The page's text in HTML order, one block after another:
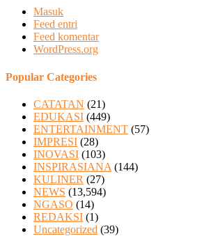
Masuk
Feed entri
Feed komentar
WordPress.org
Popular Categories
CATATAN (21)
EDUKASI (449)
ENTERTAINMENT (57)
IMPRESI (28)
INOVASI (103)
INSPIRASIANA (144)
KULINER (27)
NEWS (13,594)
NGASO (14)
REDAKSI (1)
Uncategorized (39)